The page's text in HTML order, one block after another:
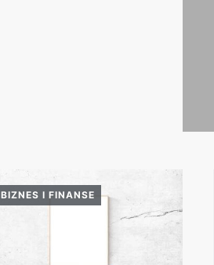
BIZNES I FINANSE